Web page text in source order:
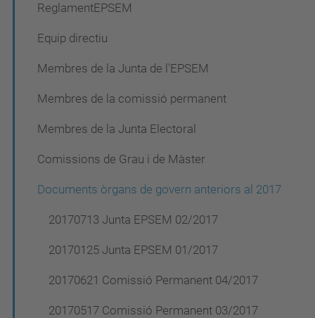
ReglamentEPSEM
Equip directiu
Membres de la Junta de l'EPSEM
Membres de la comissió permanent
Membres de la Junta Electoral
Comissions de Grau i de Màster
Documents òrgans de govern anteriors al 2017
20170713 Junta EPSEM 02/2017
20170125 Junta EPSEM 01/2017
20170621 Comissió Permanent 04/2017
20170517 Comissió Permanent 03/2017